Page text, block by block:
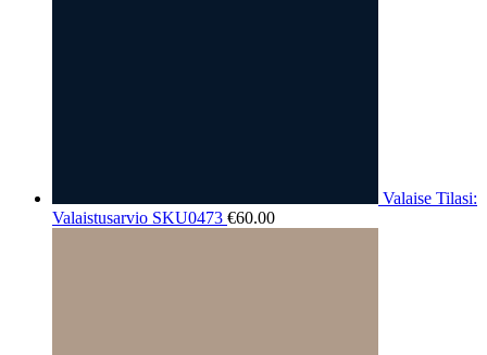
Valaise Tilasi:
Valaistusarvio SKU0473 €60.00